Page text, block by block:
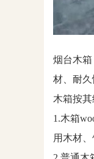
烟台木
材、耐
木箱按其
1.木箱
用木材